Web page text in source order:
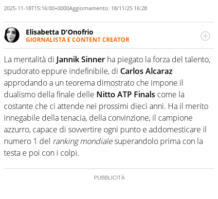
2025-11-18T15:16:00+0000Aggiornamento: 18/11/25 16:28
Elisabetta D'Onofrio
GIORNALISTA E CONTENT CREATOR
Giornalista professionista dal 2007, scrive per curiosità
personale e necessità: soprattutto di calcio, di sport e dei
suoi protagonisti, concedendosi innocenti evasioni
nell'ambito della creazione di format. Un tempo ala
destra, oggi si sente a suo agio nel ruolo di libero. Cura
una classifica riservata dei migliori 5 calciatori di sempre.
La mentalità di Jannik Sinner ha piegato la forza del talento,
spudorato eppure indefinibile, di Carlos Alcaraz
approdando a un teorema dimostrato che impone il
dualismo della finale delle Nitto ATP Finals come la
costante che ci attende nei prossimi dieci anni. Ha il merito
innegabile della tenacia, della convinzione, il campione
azzurro, capace di sovvertire ogni punto e addomesticare il
numero 1 del ranking mondialesuperandolo prima con la
testa e poi con i colpi.